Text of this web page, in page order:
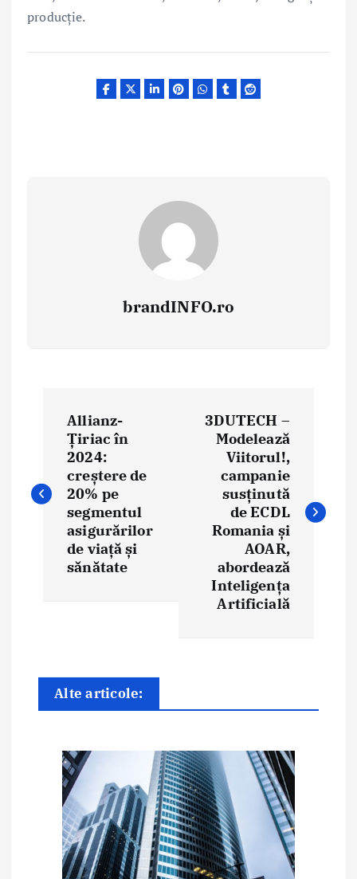
producție.
brandINFO.ro
i
a
Allianz-
Țiriac în
2024:
creștere de
20% pe
segmentul
asigurărilor
de viață și
sănătate
3DUTECH –
Modelează
Viitorul!,
campanie
susținută
de ECDL
Romania și
AOAR,
abordează
Inteligența
Artificială
Alte articole: